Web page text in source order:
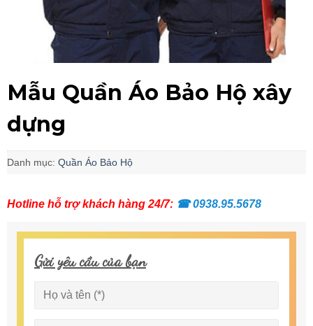
Mẫu Quần Áo Bảo Hộ xây
dựng
Danh mục: Quần Áo Bảo Hộ
Hotline hỗ trợ khách hàng 24/7: ☎0938.95.5678
Gửi yêu cầu của bạn